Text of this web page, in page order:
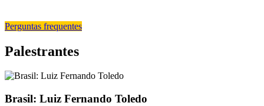
Perguntas frequentes
Palestrantes
Brasil: Luiz Fernando Toledo